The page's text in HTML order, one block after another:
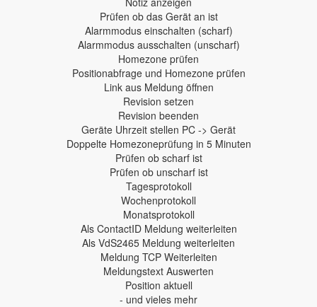
Prüfen ob das Gerät an ist
Alarmmodus einschalten (scharf)
Alarmmodus ausschalten (unscharf)
Homezone prüfen
Positionabfrage und Homezone prüfen
Link aus Meldung öffnen
Revision setzen
Revision beenden
Geräte Uhrzeit stellen PC -> Gerät
Doppelte Homezoneprüfung in 5 Minuten
Prüfen ob scharf ist
Prüfen ob unscharf ist
Tagesprotokoll
Wochenprotokoll
Monatsprotokoll
Als ContactID Meldung weiterleiten
Als VdS2465 Meldung weiterleiten
Meldung TCP Weiterleiten
Meldungstext Auswerten
Position aktuell
- und vieles mehr